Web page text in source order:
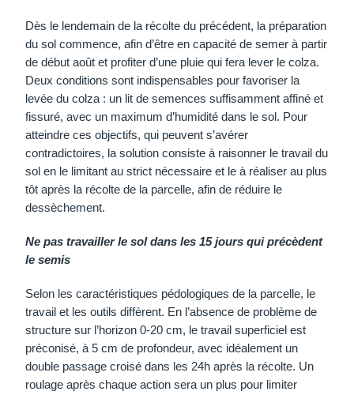
Dès le lendemain de la récolte du précédent, la préparation
du sol commence, afin d’être en capacité de semer à partir
de début août et profiter d’une pluie qui fera lever le colza.
Deux conditions sont indispensables pour favoriser la
levée du colza : un lit de semences suffisamment affiné et
fissuré, avec un maximum d’humidité dans le sol. Pour
atteindre ces objectifs, qui peuvent s’avérer
contradictoires, la solution consiste à raisonner le travail du
sol en le limitant au strict nécessaire et le à réaliser au plus
tôt après la récolte de la parcelle, afin de réduire le
dessèchement.
Ne pas travailler le sol dans les 15 jours qui précèdent
le semis
Selon les caractéristiques pédologiques de la parcelle, le
travail et les outils diffèrent. En l’absence de problème de
structure sur l’horizon 0-20 cm, le travail superficiel est
préconisé, à 5 cm de profondeur, avec idéalement un
double passage croisé dans les 24h après la récolte. Un
roulage après chaque action sera un plus pour limiter